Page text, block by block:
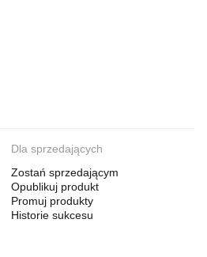
Dla sprzedających
Zostań sprzedającym
Opublikuj produkt
Promuj produkty
Historie sukcesu